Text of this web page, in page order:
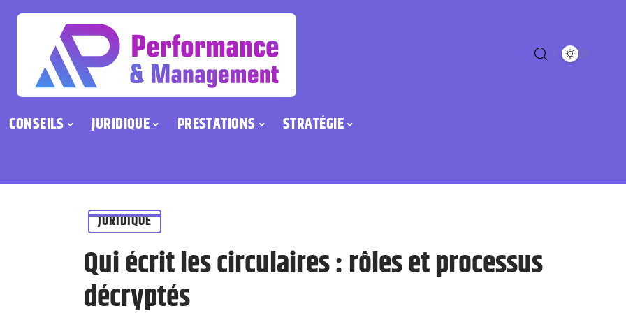
CONSEILS JURIDIQUE PRESTATIONS STRATÉGIE
JURIDIQUE
Qui écrit les circulaires : rôles et processus
décryptés